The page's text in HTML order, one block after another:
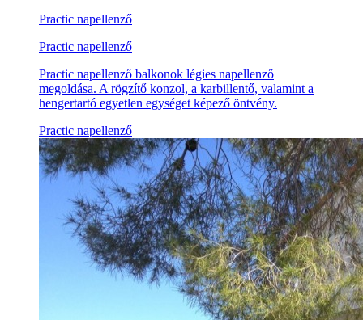
Practic napellenző
Practic napellenző
Practic napellenző balkonok légies napellenző
megoldása. A rögzítő konzol, a karbillentő, valamint a
hengertartó egyetlen egységet képező öntvény.
Practic napellenző